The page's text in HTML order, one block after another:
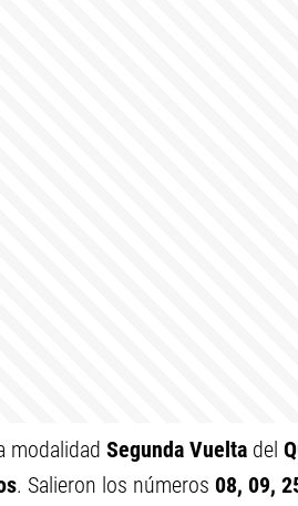
modalidad Segunda Vuelta del
. Salieron los números 08, 09,